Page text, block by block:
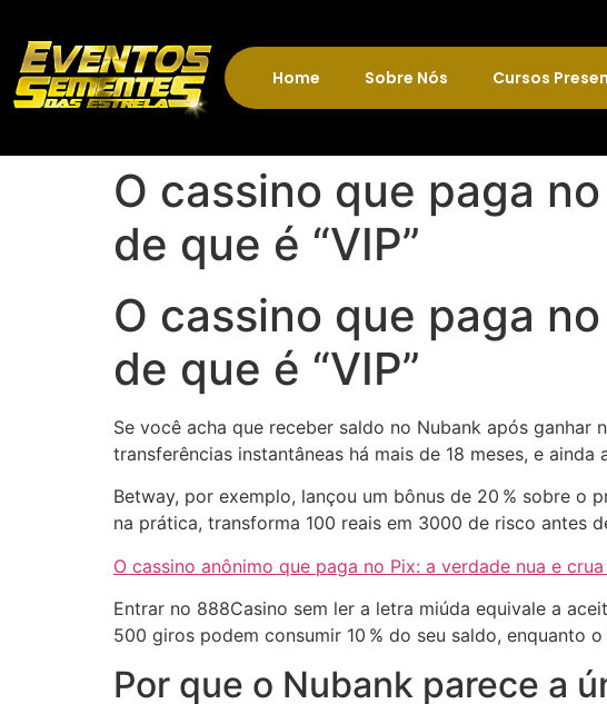
Home Sobre Nós Cursos
O cassino que paga
de que é “VIP”
O cassino que paga
de que é “VIP”
Se você acha que receber saldo no Nubank após
transferências instantâneas há mais de 18 meses, e ainda
Betway, por exemplo, lançou um bônus de 20 % sobre o
na prática, transforma 100 reais em 3000 de risco antes
O cassino anônimo que paga no Pix: a verdade nua e
Entrar no 888Casino sem ler a letra miúda equivale a
500 giros podem consumir 10 % do seu saldo, enquanto
Por que o Nubank parece a